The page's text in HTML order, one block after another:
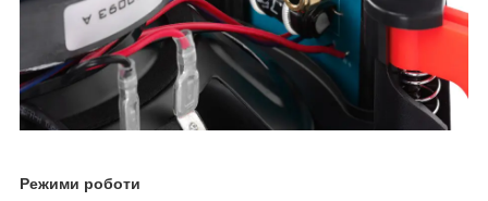
Режими роботи